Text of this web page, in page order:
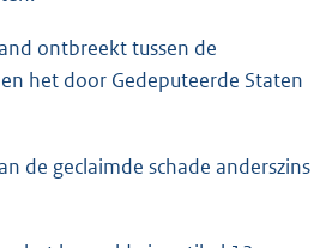
ontbreekt tussen de
het door Gedeputeerde Staten
de geclaimde schade anderszins